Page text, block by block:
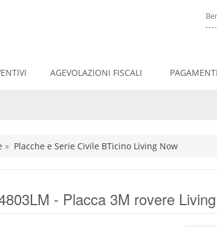
AGEVOLAZIONI FISCALI PAGAMENTI
» Placche e Serie Civile BTicino Living Now
- Placca 3M rovere